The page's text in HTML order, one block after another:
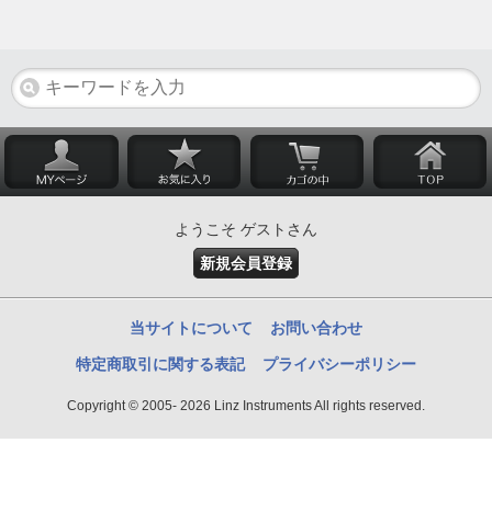
ようこそ ゲストさん
新規会員登録
当サイトについて お問い合わせ
特定商取引に関する表記 プライバシーポリシー
Copyright © 2005- 2026 Linz Instruments All rights reserved.